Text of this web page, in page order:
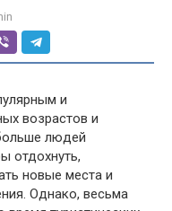
и
возрастов и
людей
отдохнуть,
новые места и
Однако, весьма